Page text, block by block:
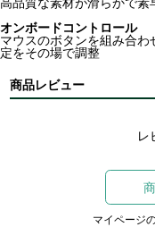
オンボードコントロール
マウスのボタンを組み合
定をその場で調整
商品レビュー
レ
マイページ